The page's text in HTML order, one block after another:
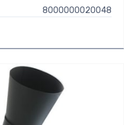
8000000020048